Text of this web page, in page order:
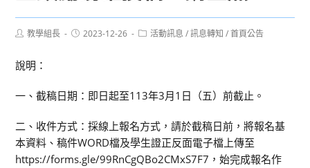
Post教學組長
Post2023-12-26
Post活動訊息 / 訊息轉知 / 首頁公告
說明：
一、截稿日期：即日起至113年3月1日（五）前截止。
二、收件方式：採線上報名方式，請於截稿日前，將報名基
本資料、稿件WORD檔及學生證正反面電子檔上傳至
https://forms.gle/99RnCgQBo2CMxS7F7，始完成報名作